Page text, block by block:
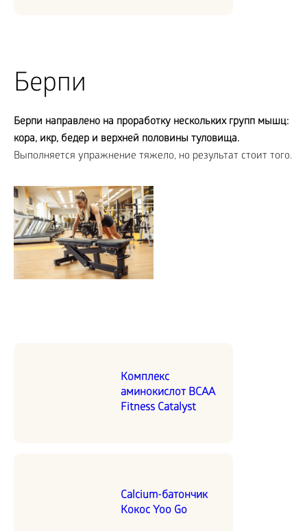
Берпи
Берпи направлено на проработку нескольких групп мышц:
кора, икр, бедер и верхней половины туловища.
Выполняется упражнение тяжело, но результат стоит того.
Комплекс
аминокислот BCAA
Fitness Catalyst
Calcium-батончик
Кокос Yoo Go